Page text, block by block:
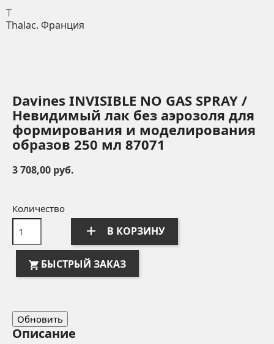
T
Thalac. Франция
Davines INVISIBLE NO GAS SPRAY /
Невидимый лак без аэрозоля для
формирования и моделирования
образов 250 мл 87071
3 708,00 руб.
Количество
add В КОРЗИНУ
БЫСТРЫЙ ЗАКАЗ
Описание